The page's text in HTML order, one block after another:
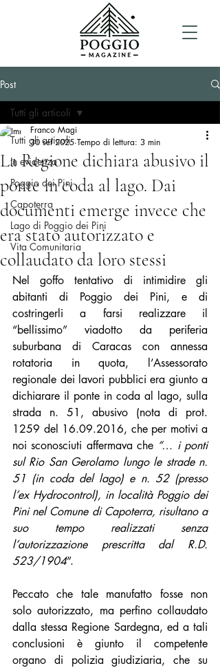
Post
Tutti gli articoli
In evidenza
Poggio dei Pini
Capoterra
Lago di Poggio dei Pini
Vita Comunitaria
Tutti gli articoli
La Regione dichiara abusivo il
ponte in coda al lago. Dai
documenti emerge invece che
era stato autorizzato e
collaudato da loro stessi
Franco Magi
30 set 2025 Tempo di lettura: 3 min
Nel goffo tentativo di intimidire gli
abitanti di Poggio dei Pini, e di
costringerli a farsi realizzare il
“bellissimo” viadotto da periferia
suburbana di Caracas con annessa
rotatoria in quota, l’Assessorato
regionale dei lavori pubblici era giunto a
dichiarare il ponte in coda al lago, sulla
strada n. 51, abusivo (nota di prot.
1259 del 16.09.2016, che per motivi a
noi sconosciuti affermava che “… i ponti
sul Rio San Gerolamo lungo le strade n.
51 (in coda del lago) e n. 52 (presso
l’ex Hydrocontrol), in località Poggio dei
Pini nel Comune di Capoterra, risultano a
suo tempo realizzati senza
l’autorizzazione prescritta dal R.D.
523/1904”.
Peccato che tale manufatto fosse non
solo autorizzato, ma perfino collaudato
dalla stessa Regione Sardegna, ed a tali
conclusioni è giunto il competente
organo di polizia giudiziaria, che su